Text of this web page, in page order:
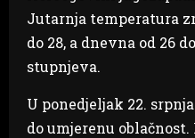
Jutarnja temperatura
do 28, a dnevna od 26
stupnjeva.
U ponedjeljak 22.
do umjerenu